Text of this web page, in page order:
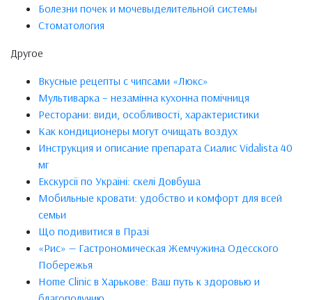
Болезни почек и мочевыделительной системы
Стоматология
Другое
Вкусные рецепты с чипсами «Люкс»
Мультиварка – незамінна кухонна помічниця
Ресторани: види, особливості, характеристики
Как кондиционеры могут очищать воздух
Инструкция и описание препарата Сиалис Vidalista 40
мг
Екскурсії по Україні: скелі Довбуша
Мобильные кровати: удобство и комфорт для всей
семьи
Що подивитися в Празі
«Рис» — Гастрономическая Жемчужина Одесского
Побережья
Home Clinic в Харькове: Ваш путь к здоровью и